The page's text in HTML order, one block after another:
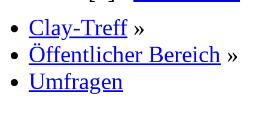
Clay-Treff »
Öffentlicher Bereich »
Umfragen